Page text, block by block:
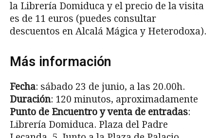
la Librería Domiduca y el precio de la visita
es de 11 euros (puedes consultar
descuentos en Alcalá Mágica y Heterodoxa).
Más información
Fecha: sábado 23 de junio, a las 20.00h.
Duración: 120 minutos, aproximadamente
Punto de Encuentro y venta de entradas:
Librería Domiduca. Plaza del Padre